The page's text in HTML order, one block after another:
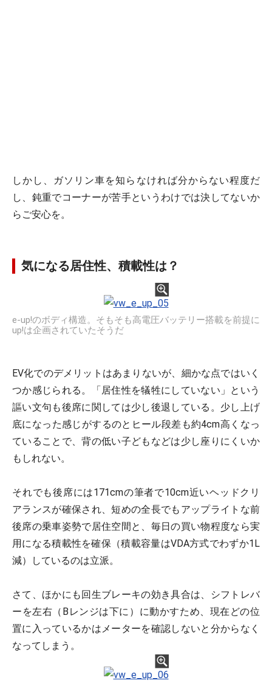
しかし、ガソリン車を知らなければ分からない程度だ
し、鈍重でコーナーが苦手というわけでは決してないか
らご安心を。
気になる居住性、積載性は？
e-up!のボディ構造。そもそも高電圧バッテリー搭載を前提に
up!は企画されていたそうだ
EV化でのデメリットはあまりないが、細かな点ではいく
つか感じられる。「居住性を犠牲にしていない」という
謳い文句も後席に関しては少し後退している。少し上げ
底になった感じがするのとヒール段差も約4cm高くなっ
ていることで、背の低い子どもなどは少し座りにくいか
もしれない。
それでも後席には171cmの筆者で10cm近いヘッドクリ
アランスが確保され、短めの全長でもアップライトな前
後席の乗車姿勢で居住空間と、毎日の買い物程度なら実
用になる積載性を確保（積載容量はVDA方式でわずか1L
減）しているのは立派。
さて、ほかにも回生ブレーキの効き具合は、シフトレバ
ーを左右（Bレンジは下に）に動かすため、現在どの位
置に入っているかはメーターを確認しないと分からなく
なってしまう。